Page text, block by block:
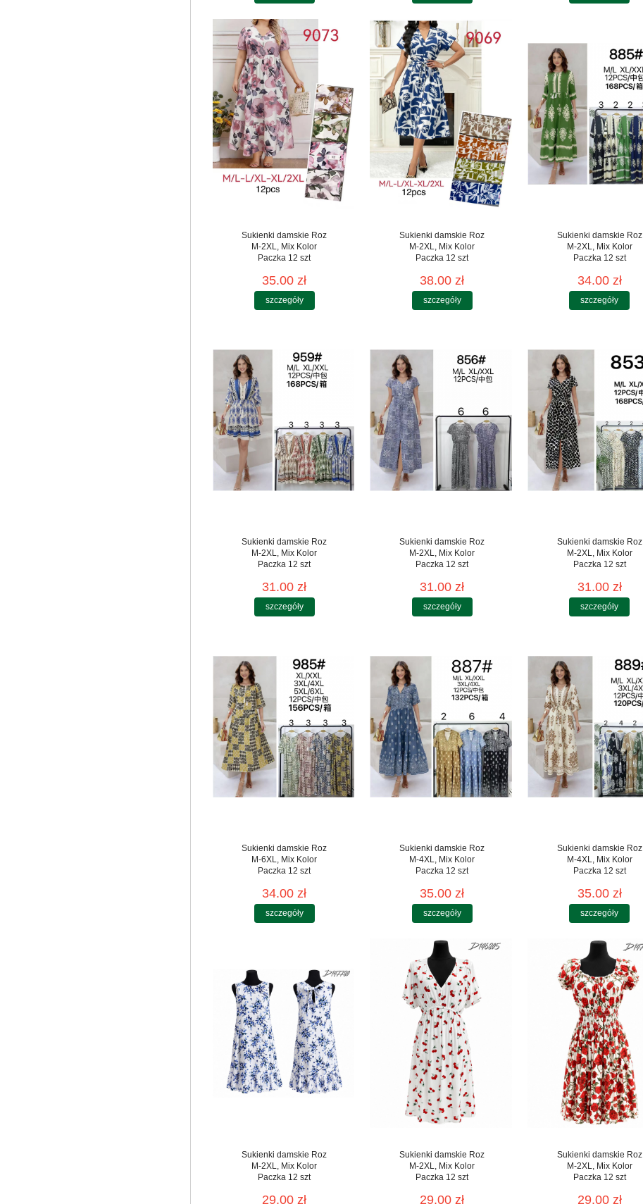
Sukienki damskie Roz
M-2XL, Mix Kolor
Paczka 12 szt
35.00 zł
szczegóły
Sukienki damskie Roz
M-2XL, Mix Kolor
Paczka 12 szt
38.00 zł
szczegóły
Sukienki damskie Roz
M-2XL, Mix Kolor
Paczka 12 szt
34.00 zł
szczegóły
Sukienki damskie Roz
M-2XL, Mix Kolor
Paczka 12 szt
31.00 zł
szczegóły
Sukienki damskie Roz
M-2XL, Mix Kolor
Paczka 12 szt
31.00 zł
szczegóły
Sukienki damskie Roz
M-2XL, Mix Kolor
Paczka 12 szt
31.00 zł
szczegóły
Sukienki damskie Roz
M-6XL, Mix Kolor
Paczka 12 szt
34.00 zł
szczegóły
Sukienki damskie Roz
M-4XL, Mix Kolor
Paczka 12 szt
35.00 zł
szczegóły
Sukienki damskie Roz
M-4XL, Mix Kolor
Paczka 12 szt
35.00 zł
szczegóły
Sukienki damskie Roz
M-2XL, Mix Kolor
Paczka 12 szt
29.00 zł
Sukienki damskie Roz
M-2XL, Mix Kolor
Paczka 12 szt
29.00 zł
Sukienki damskie Roz
M-2XL, Mix Kolor
Paczka 12 szt
29.00 zł